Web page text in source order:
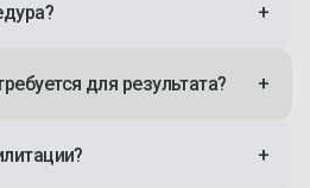
+
для результата? +
+